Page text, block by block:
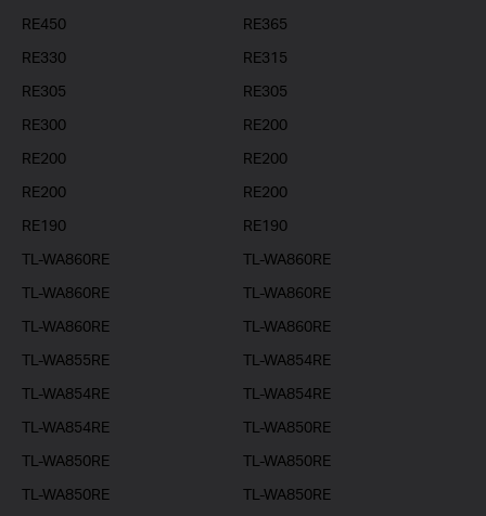
RE450
RE365
RE330
RE315
RE305
RE305
RE300
RE200
RE200
RE200
RE200
RE200
RE190
RE190
TL-WA860RE
TL-WA860RE
TL-WA860RE
TL-WA860RE
TL-WA860RE
TL-WA860RE
TL-WA855RE
TL-WA854RE
TL-WA854RE
TL-WA854RE
TL-WA854RE
TL-WA850RE
TL-WA850RE
TL-WA850RE
TL-WA850RE
TL-WA850RE